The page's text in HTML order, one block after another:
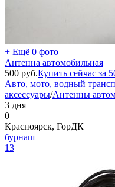
+ Ещё 0 фото
Антенна автомобильная
500 руб.Купить сейчас за
Авто, мото, водный
аксессуары/Антенны
3 дня
0
Красноярск, ГорДК
бурнаш
13